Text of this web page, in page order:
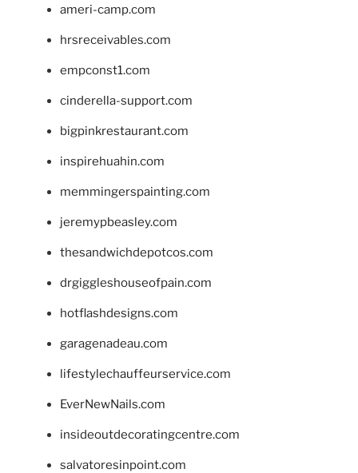
ameri-camp.com
hrsreceivables.com
empconst1.com
cinderella-support.com
bigpinkrestaurant.com
inspirehuahin.com
memmingerspainting.com
jeremypbeasley.com
thesandwichdepotcos.com
drgiggleshouseofpain.com
hotflashdesigns.com
garagenadeau.com
lifestylechauffeurservice.com
EverNewNails.com
insideoutdecoratingcentre.com
salvatoresinpoint.com